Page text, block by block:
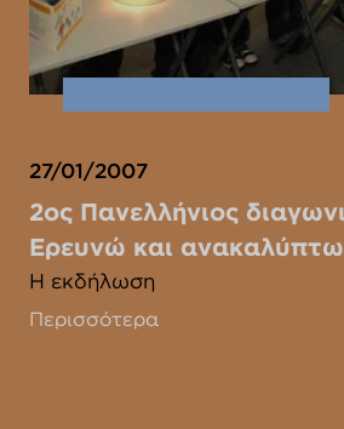
27/01/2007
2ος Πανελλήνιος
Ερευνώ και ανακαλύπτω
Η εκδήλωση
Περισσότερα